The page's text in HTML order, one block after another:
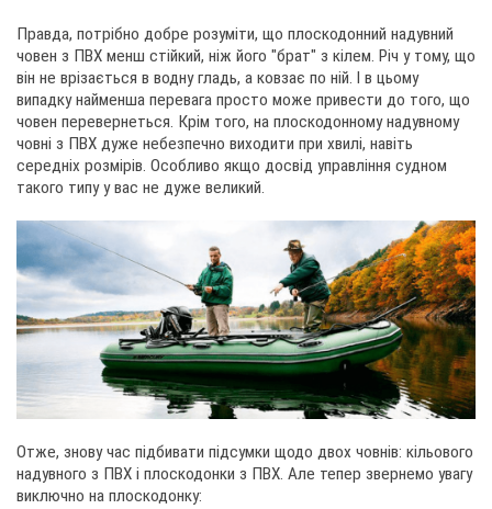
Правда, потрібно добре розуміти, що плоскодонний надувний
човен з ПВХ менш стійкий, ніж його "брат" з кілем. Річ у тому, що
він не врізається в водну гладь, а ковзає по ній. І в цьому
випадку найменша перевага просто може привести до того, що
човен перевернеться. Крім того, на плоскодонному надувному
човні з ПВХ дуже небезпечно виходити при хвилі, навіть
середніх розмірів. Особливо якщо досвід управління судном
такого типу у вас не дуже великий.
Отже, знову час підбивати підсумки щодо двох човнів: кільового
надувного з ПВХ і плоскодонки з ПВХ. Але тепер звернемо увагу
виключно на плоскодонку: